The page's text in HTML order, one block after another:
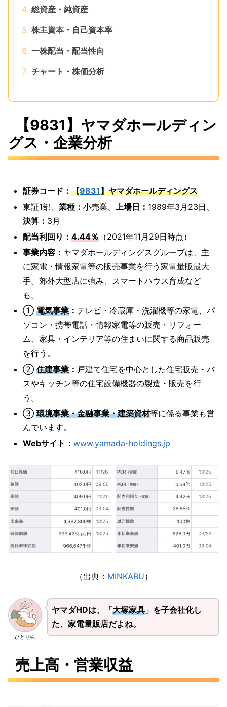
総資産・純資産
株主資本・自己資本率
一株配当・配当性向
チャート・株価分析
【9831】ヤマダホールディン
グス・企業分析
証券コード：【9831】ヤマダホールディングス
東証1部、業種：小売業、 上場日： 1989年3月23日、
決算： 3月
配当利回り：4.44％ （2021年11月29日時点）
事業内容： ヤマダホールディングスグループは、主
に家電・情報家電等の販売事業を行う家電量販最大
手。郊外大型店に強み、スマートハウス育成など
も。
①電気事業 ： テレビ・冷蔵庫・洗濯機等の家電、パ
ソコン・携帯電話・情報家電等の販売・リフォー
ム、家具・インテリア等の住まいに関する商品販売
を行う。
②住建事業 ： 戸建て住宅を中心とした住宅販売・バ
スやキッチン等の住宅設備機器の製造・販売を行
う。
③環境事業・金融事業・建築資材等に係る事業も営
んでいます。
Webサイト：www.yamada-holdings.jp
（出典： MINKABU）
ひとり株
ヤマダHDは、「大塚家具」を子会社化し
た、家電量販店だよね。
売上高・営業収益